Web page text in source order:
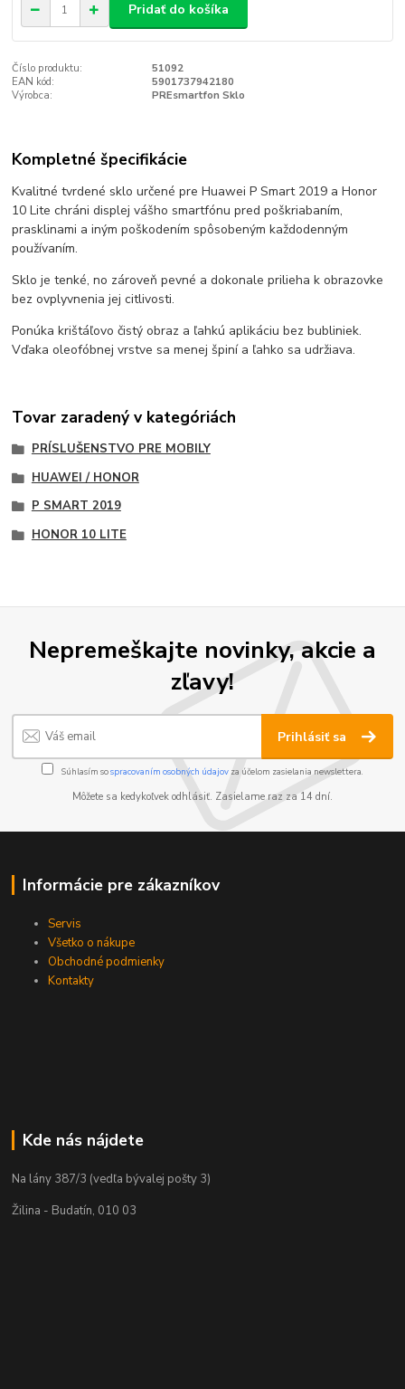
Pridať do košíka
Číslo produktu:
51092
EAN kód:
5901737942180
Výrobca:
PREsmartfon Sklo
Kompletné špecifikácie
Kvalitné tvrdené sklo určené pre Huawei P Smart 2019 a Honor
10 Lite chráni displej vášho smartfónu pred poškriabaním,
prasklinami a iným poškodením spôsobeným každodenným
používaním.
Sklo je tenké, no zároveň pevné a dokonale prilieha k obrazovke
bez ovplyvnenia jej citlivosti.
Ponúka krištáľovo čistý obraz a ľahkú aplikáciu bez bubliniek.
Vďaka oleofóbnej vrstve sa menej špiní a ľahko sa udržiava.
Tovar zaradený v kategóriách
PRÍSLUŠENSTVO PRE MOBILY
HUAWEI / HONOR
P SMART 2019
HONOR 10 LITE
Nepremeškajte novinky, akcie a
zľavy!
Prihlásiť sa
Súhlasím sospracovaním osobných údajov za účelom zasielania newslettera.
Môžete sa kedykoľvek odhlásiť. Zasielame raz za 14 dní.
Informácie pre zákazníkov
Servis
Všetko o nákupe
Obchodné podmienky
Kontakty
Kde nás nájdete
Na lány 387/3 (vedľa bývalej pošty 3)
Žilina - Budatín, 010 03